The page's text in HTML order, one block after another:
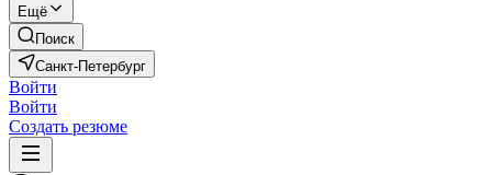
Ещё
Поиск
Санкт-Петербург
Войти
Войти
Создать резюме